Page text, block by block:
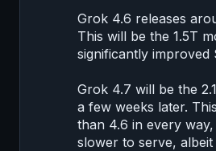
Grok 4.6 releases
This will be the 1.5T
significantly improved
Grok 4.7 will be the
a few weeks later.
than 4.6 in every
slower to serve,